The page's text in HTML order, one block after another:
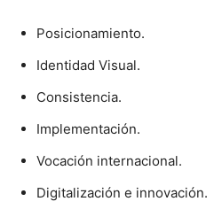
Posicionamiento.
Identidad Visual.
Consistencia.
Implementación.
Vocación internacional.
Digitalización e innovación.